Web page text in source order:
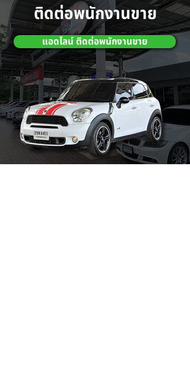
ติดต่อพนักงานขาย
แอดไลน์ ติดต่อพนักงานขาย